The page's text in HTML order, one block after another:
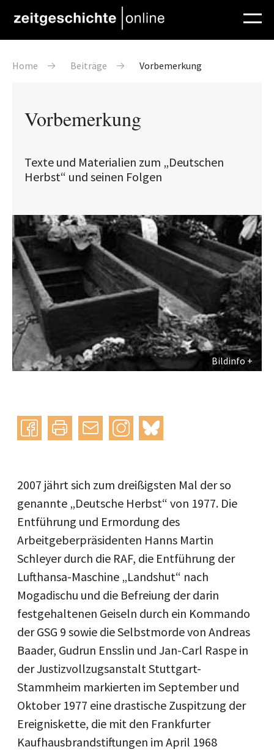
Pfadnavigation
Home Beiträge Vorbemerkung
Vorbemerkung
Texte und Materialien zum „Deutschen
Herbst“ und seinen Folgen
Bildinfo
Instagram
bluesky
2007 jährt sich zum dreißigsten Mal der so
genannte „Deutsche Herbst“ von 1977. Die
Entführung und Ermordung des
Arbeitgeberpräsidenten Hanns Martin
Schleyer durch die RAF, die Entführung der
Lufthansa-Maschine „Landshut“ nach
Mogadischu und die Befreiung der darin
festgehaltenen Geiseln durch ein Kommando
der GSG 9 sowie die Selbstmorde von Andreas
Baader, Gudrun Ensslin und Jan-Carl Raspe in
der Justizvollzugsanstalt Stuttgart-
Stammheim markierten im September und
Oktober 1977 eine drastische Zuspitzung der
Ereigniskette, die mit den Frankfurter
Kaufhausbrandstiftungen im April 1968